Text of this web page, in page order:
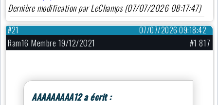
Dernière modification par LeChamps (07/07/2026 08:17:47)
07/07/2026 09:18:42
#21
Ram16 Membre 19/12/2021 #1 817
AAAAAAAAA12 a écrit :